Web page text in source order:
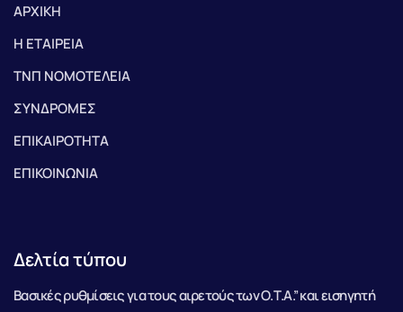
ΑΡΧΙΚΗ
Η ΕΤΑΙΡΕΙΑ
ΤΝΠ ΝΟΜΟΤΕΛΕΙΑ
ΣΥΝΔΡΟΜΕΣ
ΕΠΙΚΑΙΡΟΤΗΤΑ
ΕΠΙΚΟΙΝΩΝΙΑ
Δελτία τύπου
Βασικές ρυθμίσεις για τους αιρετούς των Ο.Τ.Α.” και εισηγητή